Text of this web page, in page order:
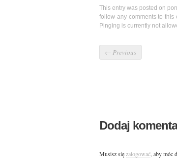
This entry was posted on
follow any comments to this
Pinging is currently not
← Previous
Dodaj
Musisz sięzalogować, aby móc